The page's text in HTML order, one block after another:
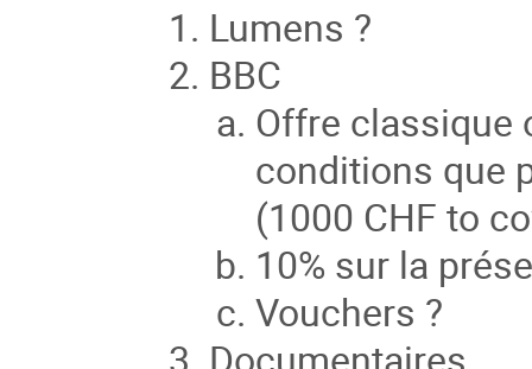
Lumens ?
BBC
Offre classique
conditions que
(1000 CHF to
10% sur la
Vouchers ?